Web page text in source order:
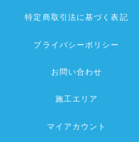
特定商取引法に基づく表記
プライバシーポリシー
お問い合わせ
施工エリア
マイアカウント